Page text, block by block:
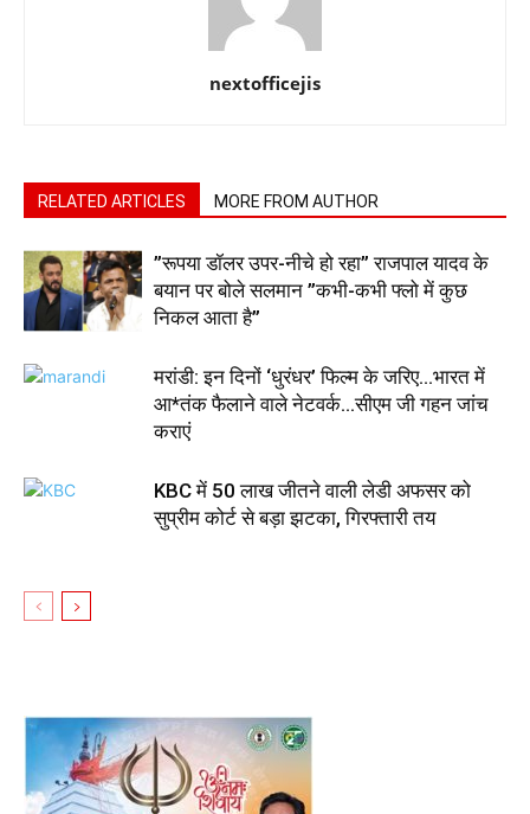
nextofficejis
RELATED ARTICLES MORE FROM AUTHOR
”रूपया डॉलर उपर-नीचे हो रहा” राजपाल यादव के
बयान पर बोले सलमान ”कभी-कभी फ्लो में कुछ
निकल आता है”
मरांडी: इन दिनों ‘धुरंधर’ फिल्म के जरिए…भारत में
आ*तंक फैलाने वाले नेटवर्क…सीएम जी गहन जांच
कराएं
KBC में 50 लाख जीतने वाली लेडी अफसर को
सुप्रीम कोर्ट से बड़ा झटका, गिरफ्तारी तय